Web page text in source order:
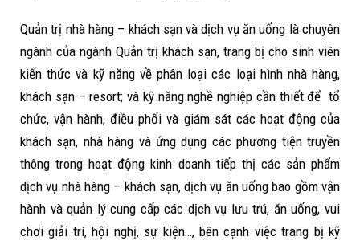
Quản trị nhà hàng – khách sạn và dịch vụ ăn uống là chuyên
ngành của ngành Quản trị khách sạn, trang bị cho sinh viên
kiến thức và kỹ năng về phân loại các loại hình nhà hàng,
khách sạn – resort; và kỹ năng nghề nghiệp cần thiết để tổ
chức, vận hành, điều phối và giám sát các hoạt động của
khách sạn, nhà hàng và ứng dụng các phương tiện truyền
thông trong hoạt động kinh doanh tiếp thị các sản phẩm
dịch vụ nhà hàng – khách sạn, dịch vụ ăn uống bao gồm vận
hành và quản lý cung cấp các dịch vụ lưu trú, ăn uống, vui
chơi giải trí, hội nghị, sự kiện…, bên cạnh việc trang bị kỹ